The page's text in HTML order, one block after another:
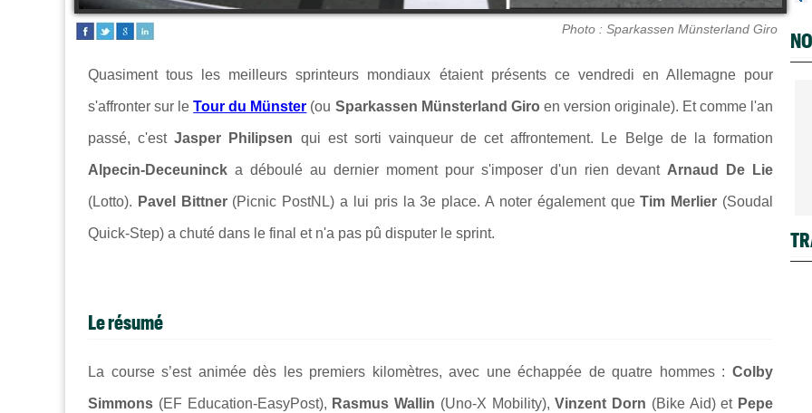
Photo : Sparkassen Münsterland Giro
Quasiment tous les meilleurs sprinteurs mondiaux étaient présents ce vendredi en Allemagne pour
s'affronter sur le Tour du Münster (ou Sparkassen Münsterland Giro en version originale). Et comme l'an
passé, c'estJasper Philipsen qui est sorti vainqueur de cet affrontement. Le Belge de la formation
Alpecin-Deceuninck a déboulé au dernier moment pour s'imposer d'un rien devant Arnaud De Lie
(Lotto). Pavel Bittner(Picnic PostNL) a lui pris la 3e place. A noter également queTim Merlier (Soudal
Quick-Step) a chuté dans le final et n'a pas pû disputer le sprint.
Le résumé
La course s’est animée dès les premiers kilomètres, avec une échappée de quatre hommes : Colby
Simmons (EF Education-EasyPost), Rasmus Wallin (Uno-X Mobility),Vinzent Dorn (Bike Aid) etPepe